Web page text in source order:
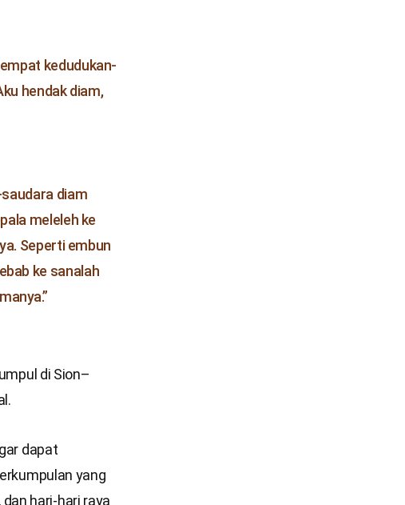
kedudukan-
hendak diam,
saudara diam
meleleh ke
Seperti embun
ke sanalah
di Sion–
dapat
yang
hari-hari raya